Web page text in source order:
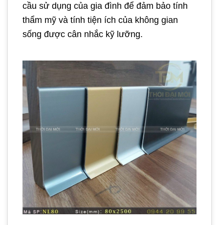
cầu sử dụng của gia đình để đảm bảo tính
thẩm mỹ và tính tiện ích của không gian
sống được cân nhắc kỹ lưỡng.